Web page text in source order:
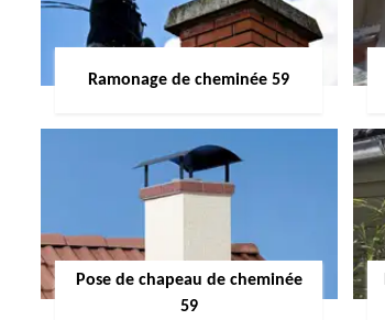
Ramonage de cheminée 59
Pose de chapeau de cheminée
59